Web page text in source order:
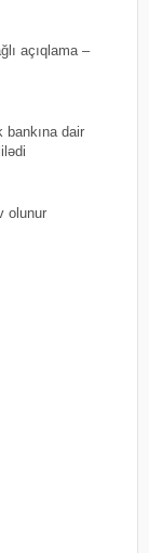
açıqlama –
bankına dair
olunur